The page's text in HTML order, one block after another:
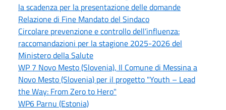
la scadenza per la presentazione delle domande
Relazione di Fine Mandato del Sindaco
Circolare prevenzione e controllo dell’influenza:
raccomandazioni per la stagione 2025-2026 del
Ministero della Salute
WP 7 Novo Mesto (Slovenia), Il Comune di Messina a
Novo Mesto (Slovenia) per il progetto "Youth – Lead
the Way: From Zero to Hero"
WP6 Parnu (Estonia)